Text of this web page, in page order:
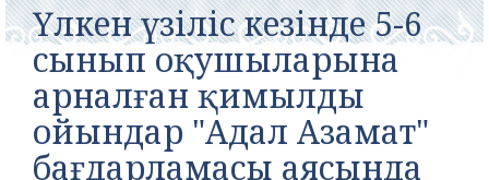
Үлкен үзіліс кезінде 5-6
сынып оқушыларына
арналған қимылды
ойындар "Адал Азамат"
бағдарламасы аясында